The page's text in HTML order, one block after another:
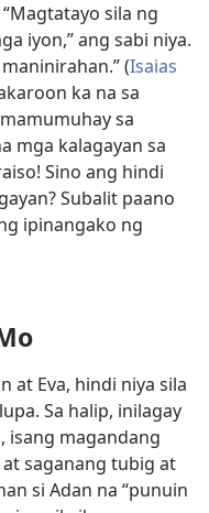
sila ng
iyon,” ang sabi niya.
(Isaias
ka na sa
sa
mga kalagayan sa
Sino ang hindi
Subalit paano
ipinangako ng
at Eva, hindi niya sila
Sa halip, inilagay
isang magandang
saganang tubig at
si Adan na “punuin